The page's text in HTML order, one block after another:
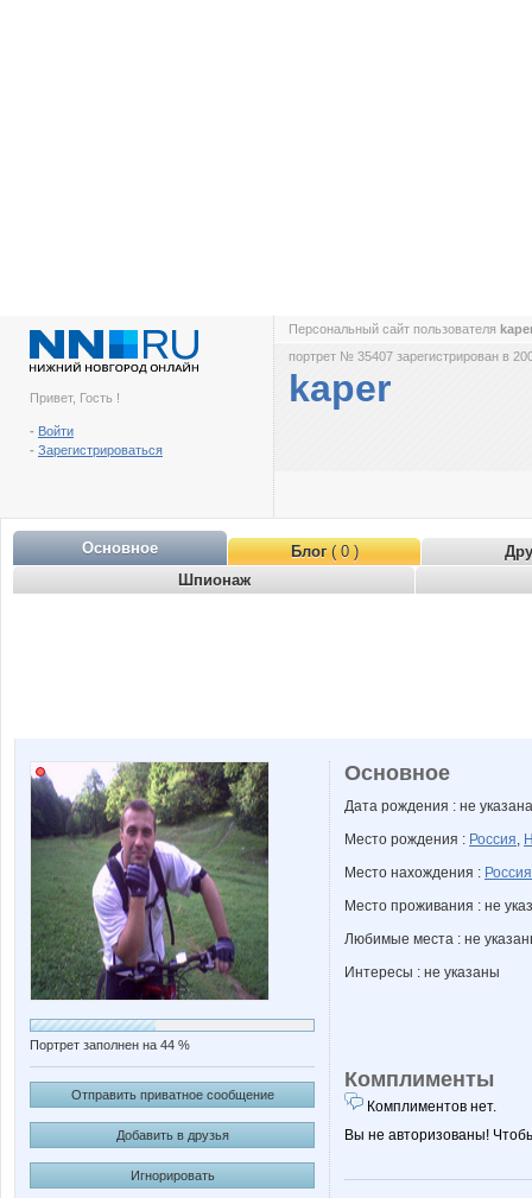
Привет, Гость !
- Войти
- Зарегистрироваться
Персональный сайт пользователя
портрет № 35407 зарегистрирован в
kaper
Основное Блог( 0 )
Шпионаж
Портрет заполнен на 44 %
Отправить приватное сообщение
Добавить в друзья
Игнорировать
Основное
Дата рождения : не указана
Место рождения : Россия,
Место нахождения : Россия
Место проживания : не
Любимые места : не
Интересы : не указаны
Комплименты
Комплиментов нет.
Вы не авторизованы!